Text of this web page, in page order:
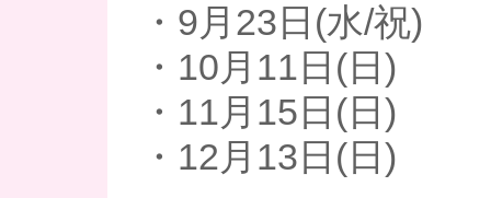
・9月23日(水/祝)
・10月11日(日)
・11月15日(日)
・12月13日(日)